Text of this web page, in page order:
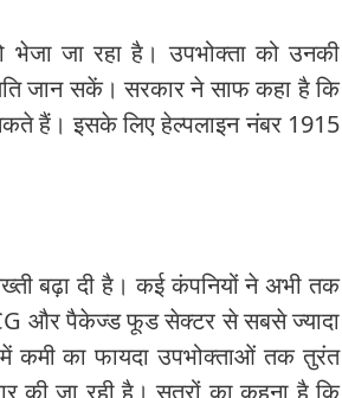
भेजा जा रहा है। उपभोक्ता को उनकी
जान सकें। सरकार ने साफ कहा है कि
हैं। इसके लिए हेल्पलाइन नंबर 1915
बढ़ा दी है। कई कंपनियों ने अभी तक
और पैकेज्ड फूड सेक्टर से सबसे ज्यादा
कमी का फायदा उपभोक्ताओं तक तुरंत
की जा रही है। सूत्रों का कहना है कि